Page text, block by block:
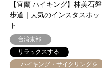
【宜蘭 ハイキング】林美石磐
步道｜人気のインスタスポッ
ト
台湾東部
リラックスする
ハイキング・サイクリングを